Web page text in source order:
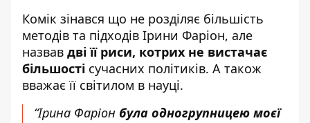
Комік зінався що не розділяє більшість
методів та підходів Ірини Фаріон, але
назвав дві її риси, котрих не вистачає
більшості сучасних політиків. А також
вважає її світилом в науці.
“Ірина Фаріон була одногрупницею моєї